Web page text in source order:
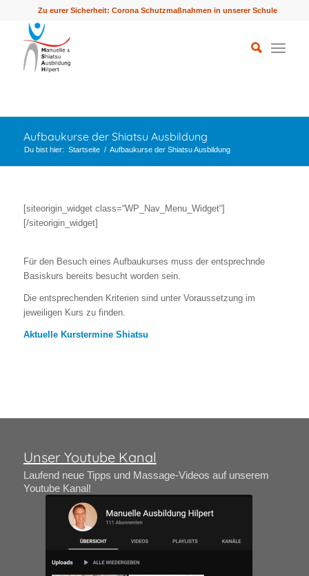
Zu eurer Sicherheit: Corona Schutzmaßnahmen in unserer Schule
Aufbaukurse der Shiatsu Ausbildung
Du bist hier: Startseite / Aufbaukurse der Shiatsu Ausbildung
[siteorigin_widget class=“WP_Nav_Menu_Widget“]
[/siteorigin_widget]
Für den Besuch eines Aufbaukurses muss der entsprechnde
Basiskurs bereits besucht worden sein.
Die entsprechenden Kriterien sind unter Voraussetzung im
jeweiligen Kurs zu finden.
Aktuelle Kurstermine Shiatsu
Unser Youtube Kanal
Laufend neue Tipps und Massage-Videos auf unserem
Youtube Kanal!